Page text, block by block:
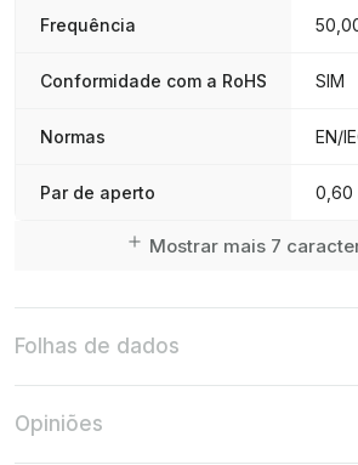
Frequência
Conformidade com a RoHS SIM
Normas EN/
Par de aperto 0,60
Mostrar mais 7
Folhas de dados
Opiniões